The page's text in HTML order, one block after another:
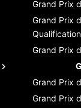
Grand Prix
Grand Prix
Grand Prix
Grand Prix
Grand Prix